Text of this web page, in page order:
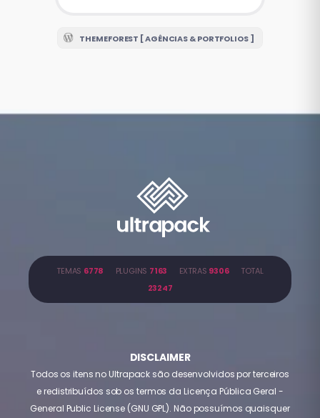
THEMEFOREST [ AGÊNCIAS & PORTFOLIOS ]
TEMAS 6778 PLUGINS 7163 EXTRAS 9306TOTAL
23247
DISCLAIMER
Todos os itens no Ultrapack são desenvolvidos por terceiros
e redistribuídos sob os termos da Licença Pública Geral -
General Public License (GNU GPL). Não possuímos quaisquer